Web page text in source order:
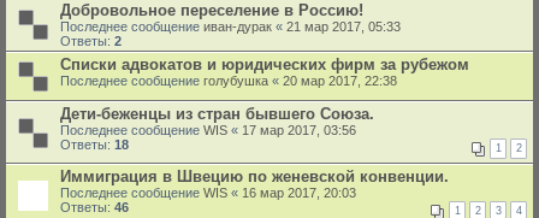
Добровольное переселение в Россию!
Последнее сообщение иван-дурак « 21 мар 2017, 05:33
Ответы: 2
Списки адвокатов и юридических фирм за рубежом
Последнее сообщение голубушка « 20 мар 2017, 22:38
Дети-беженцы из стран бывшего Союза.
Последнее сообщение WIS « 17 мар 2017, 03:56
Ответы: 18 1 2
Иммиграция в Швецию по женевской конвенции.
Последнее сообщение WIS « 16 мар 2017, 20:03
Ответы: 46 1 2 3 4